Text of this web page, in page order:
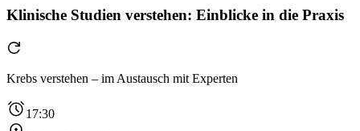
Klinische Studien verstehen: Einblicke in die Praxis
Krebs verstehen – im Austausch mit Experten
17:30